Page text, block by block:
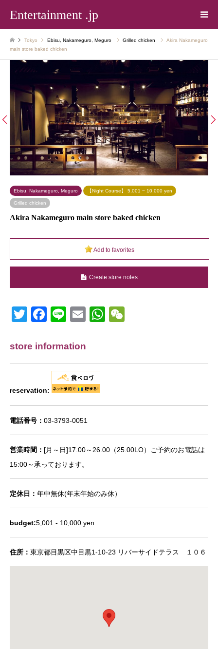
Entertainment .jp
Tokyo Ebisu, Nakameguro, Meguro Grilled chicken
Akira Nakameguro
main store baked chicken
 
Ebisu, Nakameguro, Meguro 【Night Course】 5,001 ~ 10,000 yen
Grilled chicken
Akira Nakameguro main store baked chicken
Add to favorites
Create store notes
TwitterFacebook
LineEmailWhatsApp
store information
reservation:
電話番号： 03-3793-0051
営業時間： [月～日]17:00～26:00（25:00LO）ご予約のお電話は
15:00～承っております。
定休日： 年中無休(年末年始のみ休）
budget:5,001 - 10,000 yen
住所： 東京都目黒区中目黒1-10-23 リバーサイドテラス １０６